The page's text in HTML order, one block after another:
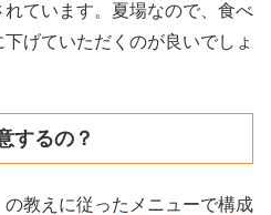
ています。夏場なので、食べ
げていただくのが良いでしょ
するの？
教えに従ったメニューで構成